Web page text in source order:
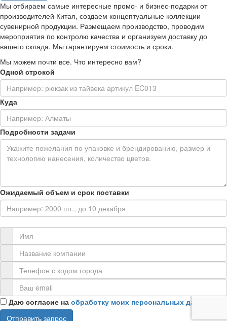
Мы отбираем самые интересные промо- и бизнес-подарки от
производителей Китая, создаем концептуальные коллекции
сувенирной продукции. Размещаем производство, проводим
мероприятия по контролю качества и организуем доставку до
вашего склада. Мы гарантируем стоимость и сроки.
Мы можем почти все. Что интересно вам?
Одной строкой
Куда
Подробности задачи
Ожидаемый объем и срок поставки
Даю согласие на обработку моих персональных данных
Отправить запрос